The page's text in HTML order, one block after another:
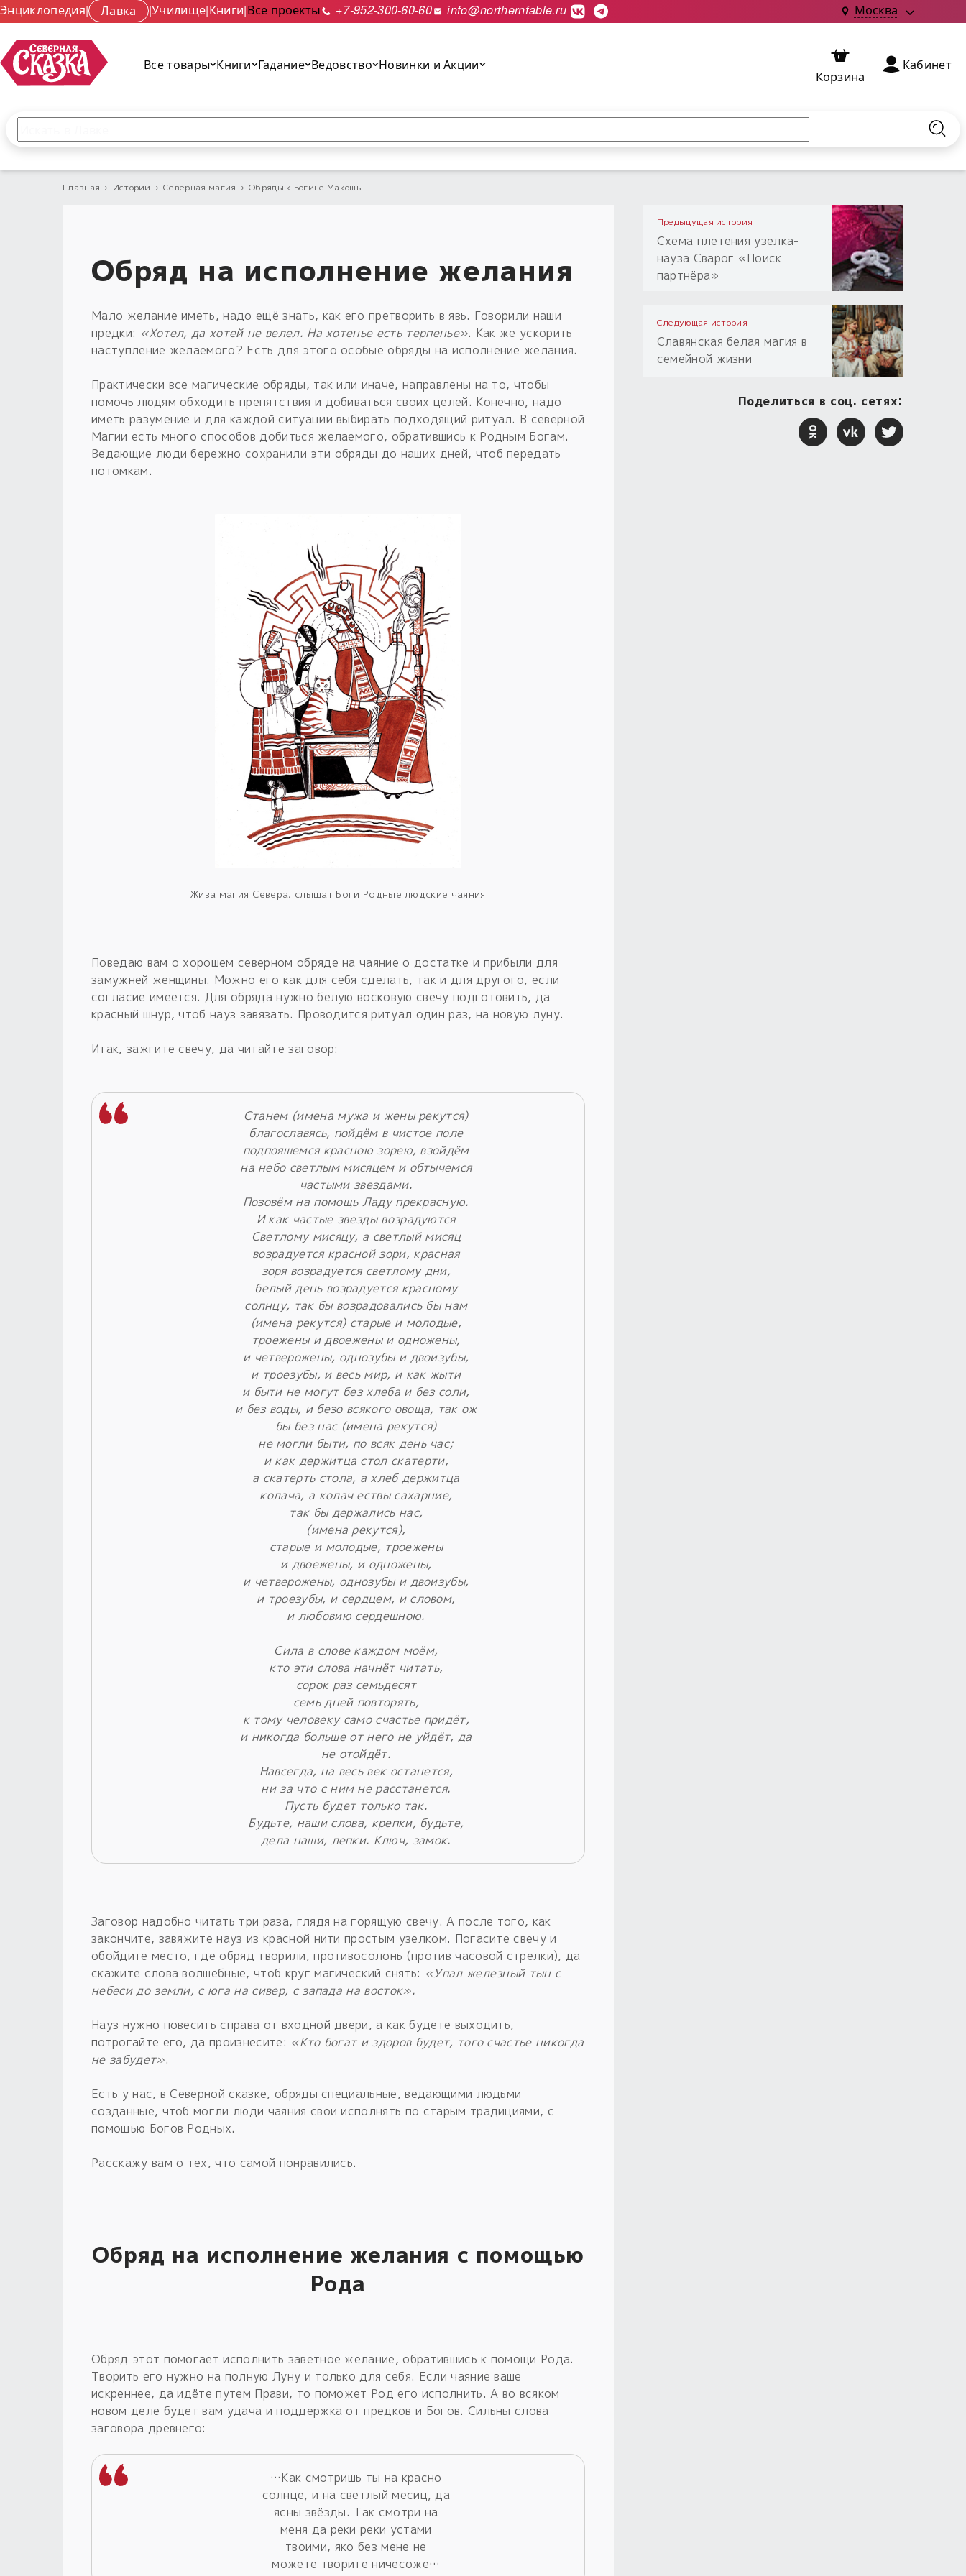
Энциклопедия| Лавка |Училище|Книги|Все проекты +7-952-300-60-60 info@northernfable.ru Москва
Все товары Книги Гадание Ведовство Новинки и Акции
Корзина
Кабинет
Главная › Истории › Северная магия › Обряды к Богине Макошь
Обряд на исполнение желания
Мало желание иметь, надо ещё знать, как его претворить в явь. Говорили наши
предки: «Хотел, да хотей не велел. На хотенье есть терпенье». Как же ускорить
наступление желаемого? Есть для этого особые обряды на исполнение желания.
Практически все магические обряды, так или иначе, направлены на то, чтобы
помочь людям обходить препятствия и добиваться своих целей. Конечно, надо
иметь разумение и для каждой ситуации выбирать подходящий ритуал. В северной
Магии есть много способов добиться желаемого, обратившись к Родным Богам.
Ведающие люди бережно сохранили эти обряды до наших дней, чтоб передать
потомкам.
Жива магия Севера, слышат Боги Родные людские чаяния
Поведаю вам о хорошем северном обряде на чаяние о достатке и прибыли для
замужней женщины. Можно его как для себя сделать, так и для другого, если
согласие имеется. Для обряда нужно белую восковую свечу подготовить, да
красный шнур, чтоб науз завязать. Проводится ритуал один раз, на новую луну.
Итак, зажгите свечу, да читайте заговор:
Станем (имена мужа и жены рекутся)
благославясь, пойдём в чистое поле
подпояшемся красною зорею, взойдём
на небо светлым мисяцем и обтычемся
частыми звездами.
Позовём на помощь Ладу прекрасную.
И как частые звезды возрадуются
Светлому мисяцу, а светлый мисяц
возрадуется красной зори, красная
зоря возрадуется светлому дни,
белый день возрадуется красному
солнцу, так бы возрадовались бы нам
(имена рекутся) старые и молодые,
троежены и двоежены и одножены,
и четверожены, однозубы и двоизубы,
и троезубы, и весь мир, и как жыти
и быти не могут без хлеба и без соли,
и без воды, и безо всякого овоща, так ож
бы без нас (имена рекутся)
не могли быти, по всяк день час;
и как держитца стол скатерти,
а скатерть стола, а хлеб держитца
колача, а колач ествы сахарние,
так бы держались нас,
(имена рекутся),
старые и молодые, троежены
и двоежены, и одножены,
и четверожены, однозубы и двоизубы,
и троезубы, и сердцем, и словом,
и любовию сердешною.
Сила в слове каждом моём,
кто эти слова начнёт читать,
сорок раз семьдесят
семь дней повторять,
к тому человеку само счастье придёт,
и никогда больше от него не уйдёт, да
не отойдёт.
Навсегда, на весь век останется,
ни за что с ним не расстанется.
Пусть будет только так.
Будьте, наши слова, крепки, будьте,
дела наши, лепки. Ключ, замок.
Заговор надобно читать три раза, глядя на горящую свечу. А после того, как
закончите, завяжите науз из красной нити простым узелком. Погасите свечу и
обойдите место, где обряд творили, противосолонь (против часовой стрелки), да
скажите слова волшебные, чтоб круг магический снять: «Упал железный тын с
небеси до земли, с юга на сивер, с запада на восток».
Науз нужно повесить справа от входной двери, а как будете выходить,
потрогайте его, да произнесите: «Кто богат и здоров будет, того счастье никогда
не забудет».
Есть у нас, в Северной сказке, обряды специальные, ведающими людьми
созданные, чтоб могли люди чаяния свои исполнять по старым традициями, с
помощью Богов Родных.
Расскажу вам о тех, что самой понравились.
Обряд на исполнение желания с помощью
Рода
Обряд этот помогает исполнить заветное желание, обратившись к помощи Рода.
Творить его нужно на полную Луну и только для себя. Если чаяние ваше
искреннее, да идёте путем Прави, то поможет Род его исполнить. А во всяком
новом деле будет вам удача и поддержка от предков и Богов. Сильны слова
заговора древнего:
…Как смотришь ты на красно
солнце, и на светлый месиц, да
ясны звёзды. Так смотри на
меня да реки реки устами
твоими, яко без мене не
можете творите ничесоже…
Предыдущая история
Схема плетения узелка-
науза Сварог «Поиск
партнёра»
Следующая история
Славянская белая магия в
семейной жизни
Поделиться в соц. сетях: